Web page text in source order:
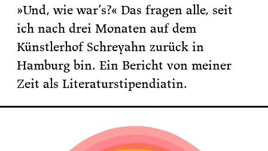
»Und, wie war’s?« Das fragen alle, seit
ich nach drei Monaten auf dem
Künstlerhof Schreyahn zurück in
Hamburg bin. Ein Bericht von meiner
Zeit als Literaturstipendiatin.